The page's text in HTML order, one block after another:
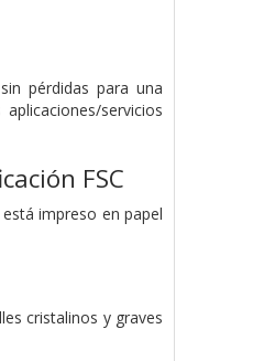
pérdidas para una
servicios
FSC
impreso en papel
cristalinos y graves